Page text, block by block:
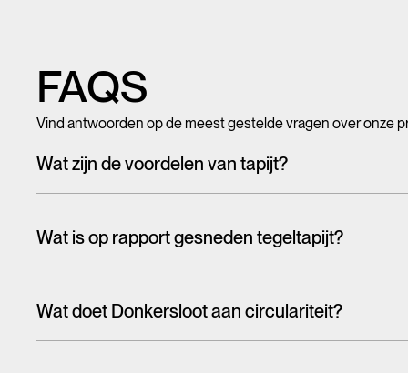
FAQS
Vind antwoorden op de meest gestelde vragen over onze
Wat zijn de voordelen van tapijt?
Wat is op rapport gesneden tegeltapijt?
Daarom hebben wij op rapport gesneden tegels. De
Wat doet Donkersloot aan circulariteit?